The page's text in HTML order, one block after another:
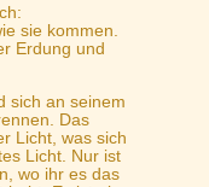
sie kommen.
Erdung und
sich an seinem
Das
Licht, was sich
Licht. Nur ist
wo ihr es das